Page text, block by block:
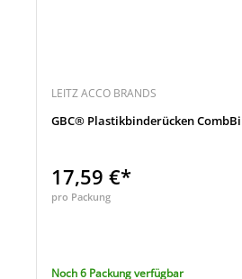
LEITZ ACCO BRANDS
GBC® Plastikbinderücken
17,59 €*
pro Packung
Noch 6 Packung verfügbar